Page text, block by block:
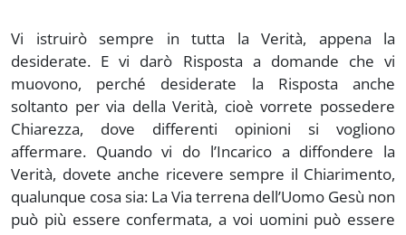
Vi istruirò sempre in tutta la Verità, appena la
desiderate. E vi darò Risposta a domande che vi
muovono, perché desiderate la Risposta anche
soltanto per via della Verità, cioè vorrete possedere
Chiarezza, dove differenti opinioni si vogliono
affermare. Quando vi do l’Incarico a diffondere la
Verità, dovete anche ricevere sempre il Chiarimento,
qualunque cosa sia: La Via terrena dell’Uomo Gesù non
può più essere confermata, a voi uomini può essere